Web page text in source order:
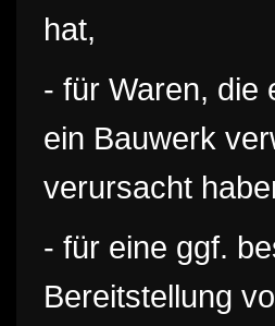
hat,
- für Waren, die
ein Bauwerk
verursacht
- für eine ggf.
Bereitstellung